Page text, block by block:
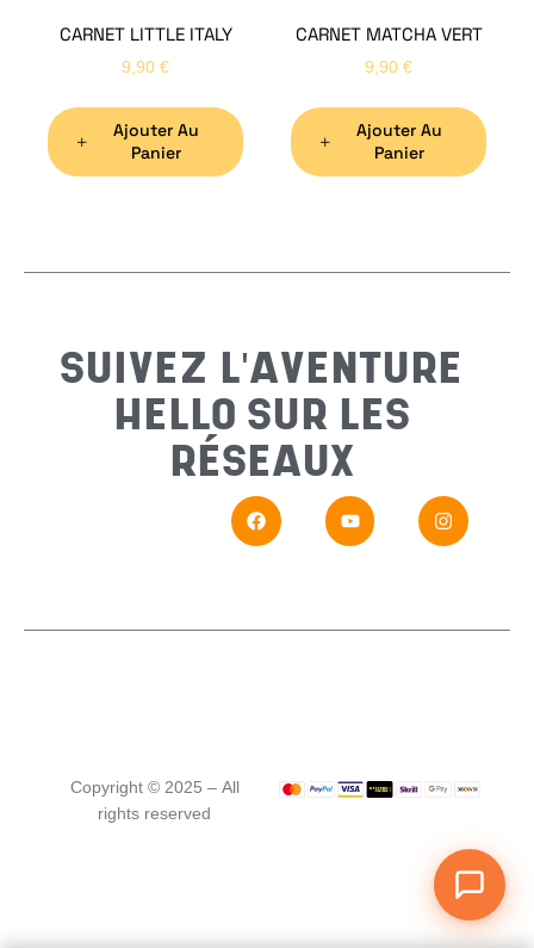
CARNET LITTLE ITALY
9,90 €
Ajouter Au
Panier
CARNET MATCHA VERT
9,90 €
Ajouter Au
Panier
SUIVEZ L'AVENTURE
HELLO SUR LES
RÉSEAUX
Copyright © 2025 – All
rights reserved